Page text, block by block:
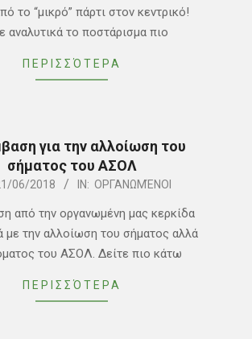
το “μικρό” πάρτι στον κεντρικό!
αναλυτικά το ποστάρισμα πιο
ΠΕΡΙΣΣΌΤΕΡΑ
για την αλλοίωση του
σήματος του ΑΣΟΛ
06/2018 IN: ΟΡΓΑΝΩΜΈΝΟΙ
από την οργανωμένη μας κερκίδα
με την αλλοίωση του σήματος αλλά
του ΑΣΟΛ. Δείτε πιο κάτω
ΠΕΡΙΣΣΌΤΕΡΑ